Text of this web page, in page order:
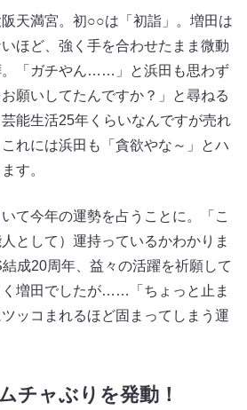
天満宮。初○○は「初詣」。増田は
ほど、強く手を合わせたまま微動
。「ガチやん……」と浜田も思わず
願いしてたんですか？」と尋ねる
能生活25年くらいなんですが売れ
れには浜田も「貪欲やな～」とハ
す。
て今年の運勢を占うことに。「こ
として）運持っているかわかりま
成20周年、益々の活躍を祈願して
増田でしたが……「ちょっと止ま
ッコまれるほど固まってしまう運
チャぶりを発動！